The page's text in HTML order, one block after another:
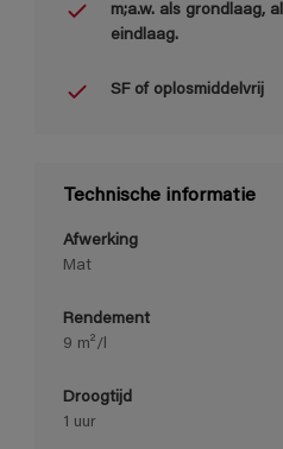
m;a.w. als grondlaag,
eindlaag.
SF of oplosmiddelvrij
Technische informatie
Afwerking
Mat
Rendement
9 m²/l
Droogtijd
1 uur